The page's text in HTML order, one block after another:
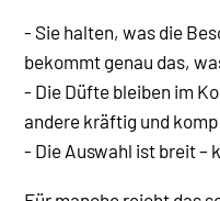
- Sie halten, was die
bekommt genau das,
- Die Düfte bleiben im
andere kräftig und
- Die Auswahl ist breit –